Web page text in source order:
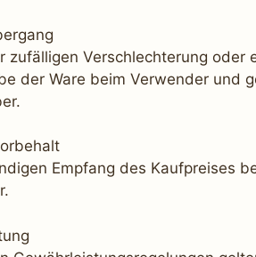
zufälligen Verschlechterung
der Ware beim Verwender und
Empfang des Kaufpreises